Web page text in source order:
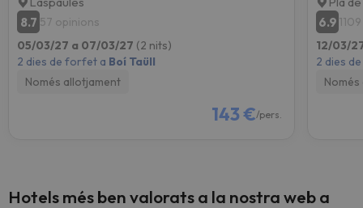
8.7 57 opinions
05/03/27 a 07/03/27 (2 nits)
2 dies de forfet a Boí Taüll
Només allotjament
143 €/pers.
6.9
12/03/
2 dies
Hotels més ben valorats a la nostra web a